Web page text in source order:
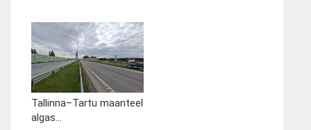
Tallinna–Tartu maanteel
algas...